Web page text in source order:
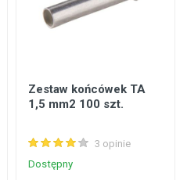
Zestaw końcówek TA
1,5 mm2 100 szt.
3 opinie
Dostępny